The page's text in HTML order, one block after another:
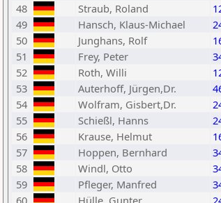
48
Straub, Roland
49
Hansch, Klaus-Michael
50
Junghans, Rolf
51
Frey, Peter
52
Roth, Willi
53
Auterhoff, Jürgen,Dr.
54
Wolfram, Gisbert,Dr.
55
Schießl, Hanns
56
Krause, Helmut
57
Hoppen, Bernhard
58
Windl, Otto
59
Pfleger, Manfred
60
Hülle, Gunter